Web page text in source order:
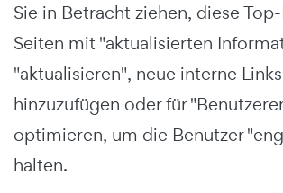
Sie in Betracht ziehen, diese
Seiten mit "aktualisierten
"aktualisieren", neue interne Links
hinzuzufügen oder für
optimieren, um die Benutzer
halten.